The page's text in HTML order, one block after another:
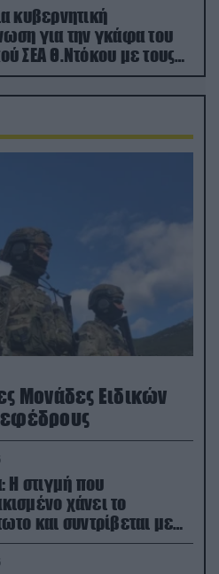
κυβερνητική
για την γκάφα του
ΣΕΑ Θ.Ντόκου με τους
φαρσέρ
Μονάδες Ειδικών
Η στιγμή που
χάνει το
και συντρίβεται με
έδαφος (βίντεο)